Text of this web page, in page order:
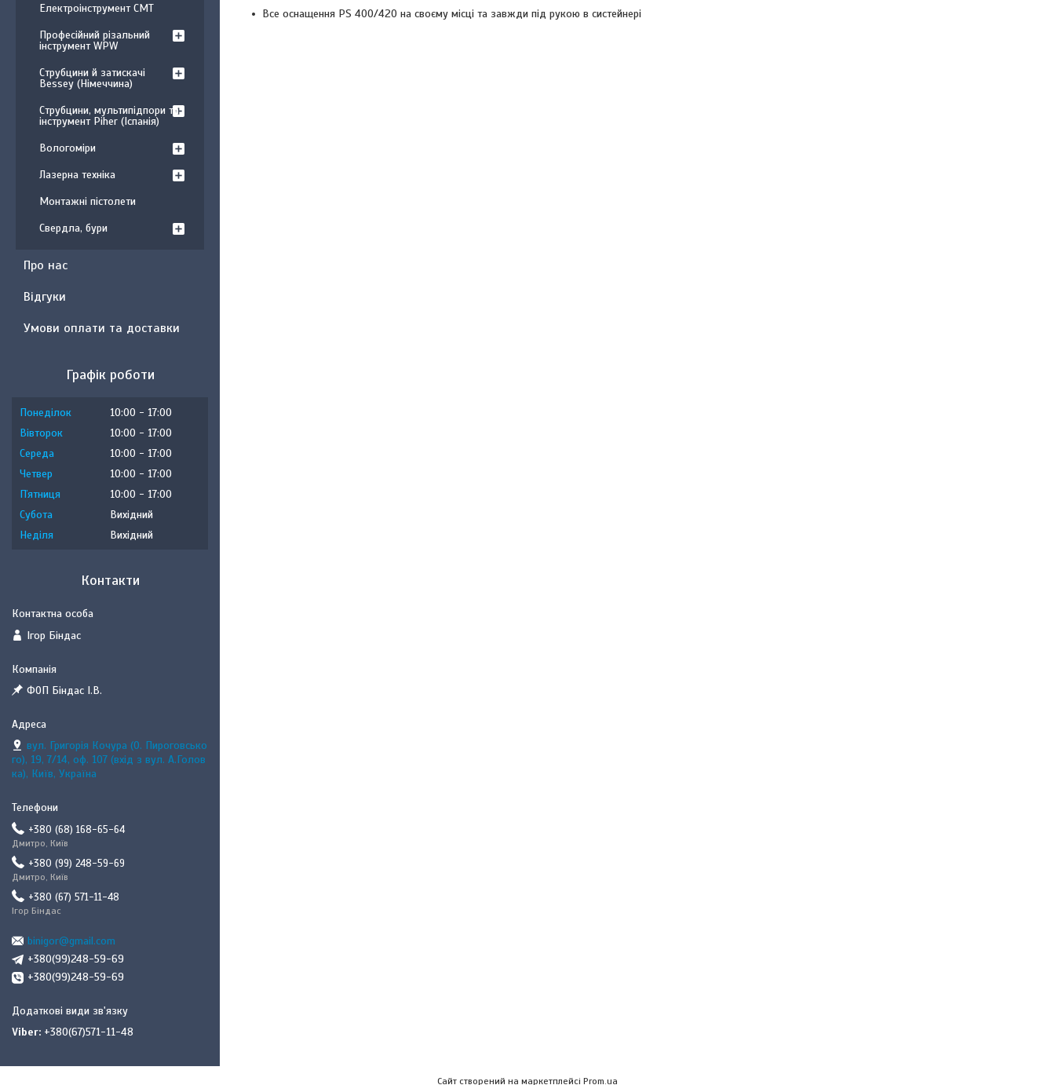
Все оснащення PS 400/420 на своєму місці та завжди під рукою в систейнері
Електроінструмент CMT
Професійний різальний
інструмент WPW
Струбцини й затискачі
Bessey (Німеччина)
Струбцини, мультипідпори та
інструмент Piher (Іспанія)
Вологоміри
Лазерна техніка
Монтажні пістолети
Свердла, бури
Про нас
Відгуки
Умови оплати та доставки
Графік роботи
Понеділок 10:00
17:00
Вівторок
10:00
17:00
Середа
10:00
17:00
Четвер
10:00
17:00
Пʼятниця
10:00
17:00
Субота
Вихідний
Неділя
Вихідний
Контакти
Ігор Біндас
ФОП Біндас І.В.
вул. Григорія Кочура (О. Пироговсько
го), 19, 7/14, оф. 107 (вхід з вул. А.Голов
ка), Київ, Україна
+380 (68) 168-65-64
Дмитро, Київ
+380 (99) 248-59-69
Дмитро, Київ
+380 (67) 571-11-48
Ігор Біндас
binigor@gmail.com
+380(99)248-59-69
+380(99)248-59-69
Viber +380(67)571-11-48
Сайт створений на маркетплейсі Prom.ua